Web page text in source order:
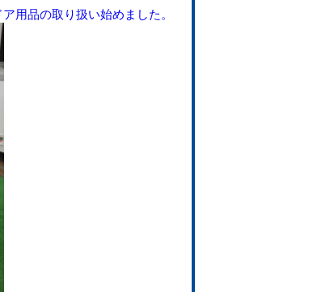
用品の取り扱い始めました。